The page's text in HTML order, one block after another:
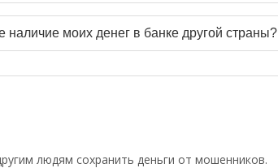
наличие моих денег в банке другой страны?
людям сохранить деньги от мошенников.